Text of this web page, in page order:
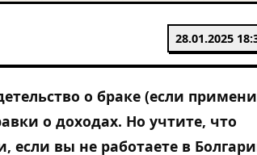
28.01.2025
о браке (если
о доходах. Но учтите, что
вы не работаете в